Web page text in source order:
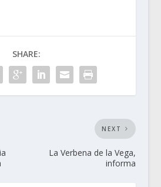
SHARE:
NEXT
La Verbena de la Vega,
informa